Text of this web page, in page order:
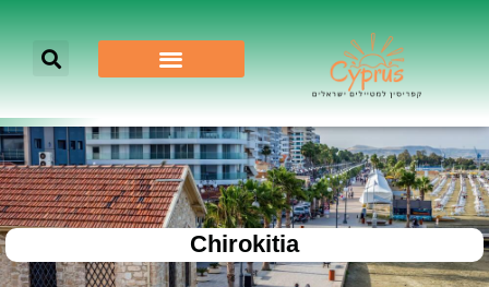
Chirokitia